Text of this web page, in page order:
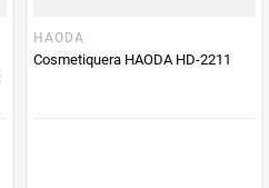
HAODA
Cosmetiquera HAODA HD-2211